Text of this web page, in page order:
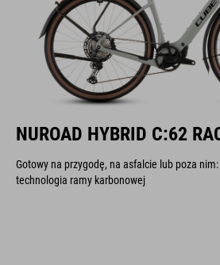
NUROAD HYBRID C:62
Gotowy na przygodę, na asfalcie lub poza
technologia ramy karbonowej